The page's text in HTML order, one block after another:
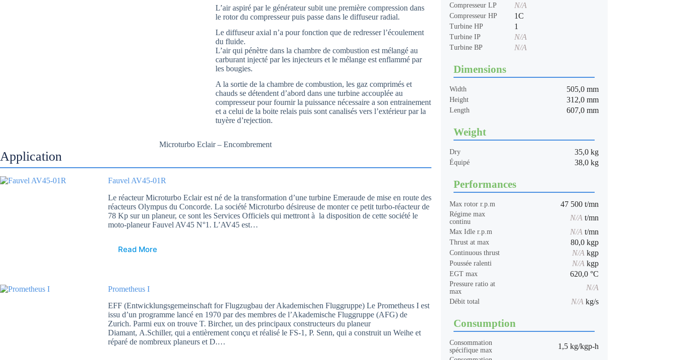
L’air aspiré par le générateur subit une première compression dans
le rotor du compresseur puis passe dans le diffuseur radial.
Le diffuseur axial n’a pour fonction que de redresser l’écoulement
du fluide.
L’air qui pénètre dans la chambre de combustion est mélangé au
carburant injecté par les injecteurs et le mélange est enflammé par
les bougies.
A la sortie de la chambre de combustion, les gaz comprimés et
chauds se détendent d’abord dans une turbine accouplée au
compresseur pour fournir la puissance nécessaire a son entrainement
et a celui de la boite relais puis sont canalisés vers l’extérieur par la
tuyère d’rejection.
Microturbo Eclair – Encombrement
Application
Fauvel AV45-01R
Le réacteur Microturbo Eclair est né de la transformation d’une turbine Emeraude de mise en route des
réacteurs Olympus du Concorde. La société Microturbo désireuse de monter ce petit turbo-réacteur de
78 Kp sur un planeur, ce sont les Services Officiels qui mettront à la disposition de cette société le
moto-planeur Fauvel AV45 N°1. L’AV45 est…
Read More
Prometheus I
EFF (Entwicklungsgemeinschaft for Flugzugbau der Akademischen Fluggruppe) Le Prometheus I est
issu d’un programme lancé en 1970 par des membres de l’Akademische Fluggruppe (AFG) de
Zurich. Parmi eux on trouve T. Bircher, un des principaux constructeurs du planeur
Diamant, A.Schiller, qui a entièrement conçu et réalisé le FS-1, P. Senn, qui a construit un Weihe et
réparé de nombreux planeurs et D.…
Compresseur LP N/A
Compresseur HP 1C
Turbine HP 1
Turbine IP N/A
Turbine BP N/A
Dimensions
Width 505,0 mm
Height 312,0 mm
Length 607,0 mm
Weight
Dry 35,0 kg
Équipé 38,0 kg
Performances
Max rotor r.p.m 47 500 t/mn
Régime max
continu
N/A t/mn
Max Idle r.p.m N/A t/mn
Thrust at max 80,0 kgp
Continuous thrust N/A kgp
Poussée ralenti N/A kgp
EGT max 620,0 °C
Pressure ratio at
max
N/A
Débit total N/A kg/s
Consumption
Consommation
spécifique max
1,5 kg/kgp-h